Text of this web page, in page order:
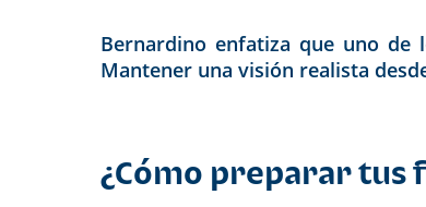
Bernardino enfatiza que uno de
Mantener una visión realista
¿Cómo preparar tus